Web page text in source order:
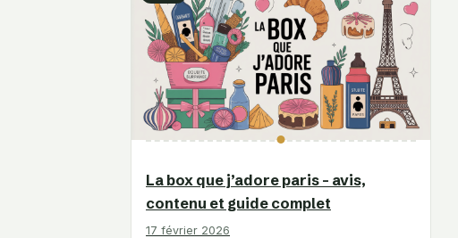
La box que j’adore paris – avis,
contenu et guide complet
17 février 2026